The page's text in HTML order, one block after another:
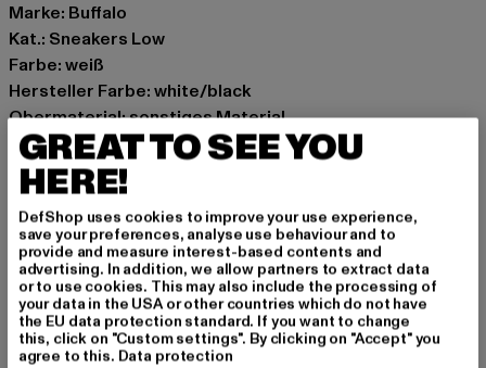
Marke: Buffalo
Kat.: Sneakers Low
Farbe: weiß
Hersteller Farbe: white/black
Obermaterial: sonstiges Material
Innenfutter: sonstiges Material
Art.Nr: PD00016376-01248
Hersteller: Buffalo Boots GmbH |service-de@buffalo-
boots.com
Schanzenstraße 41 | 51063 Köln | DE
GRÖSSE & PASSFORM
GREAT TO SEE YOU
HERE!
DefShop uses cookies to improve your use experience,
save your preferences, analyse use behaviour and to
provide and measure interest-based contents and
advertising. In addition, we allow partners to extract data
or to use cookies. This may also include the processing of
your data in the USA or other countries which do not have
the EU data protection standard. If you want to change
this, click on "Custom settings". By clicking on "Accept" you
agree to this. Data protection